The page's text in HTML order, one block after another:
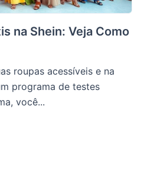
na Shein: Veja Como
roupas acessíveis e na
programa de testes
você...